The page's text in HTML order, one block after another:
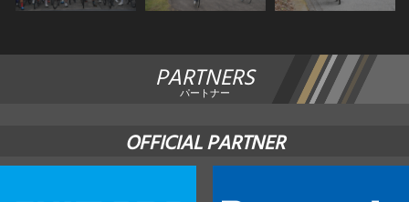
PARTNERS
パートナー
OFFICIAL PARTNER